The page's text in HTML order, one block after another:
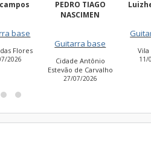
PEDRO TIAGO
Guitarra base
Cidade Antônio
Estevão de Carvalho
Luizhenrique2
Guitarra base
Vila Curuçá
11/07/2026